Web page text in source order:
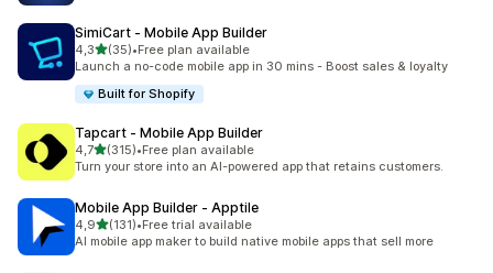
SimiCart ‑ Mobile App Builder
4,3stelle su 5
(35)
35 recensioni totali
•Free plan available
Launch a no-code mobile app in 30 mins - Boost sales & loyalty
Built for Shopify
Tapcart ‑ Mobile App Builder
4,7stelle su 5
(315)
315 recensioni totali
•Free plan available
Turn your store into an AI-powered app that retains customers.
Mobile App Builder ‑ Apptile
4,9stelle su 5
(131)
131 recensioni totali
•Free trial available
AI mobile app maker to build native mobile apps that sell more